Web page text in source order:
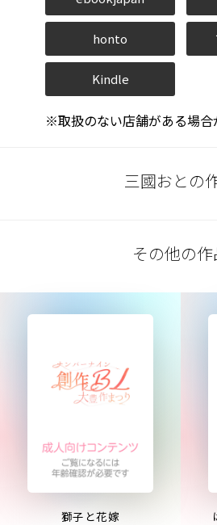
honto
Kindle
※取扱のない店舗がある場合
三國おとの
その他の作
獅子と花嫁